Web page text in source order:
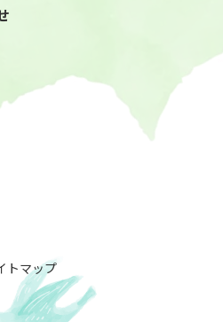
トマップ